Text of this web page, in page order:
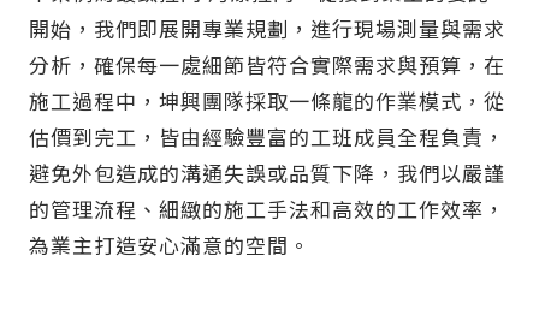
開始，我們即展開專業規劃，進行現場測量與需求
分析，確保每一處細節皆符合實際需求與預算，在
施工過程中，坤興團隊採取一條龍的作業模式，從
估價到完工，皆由經驗豐富的工班成員全程負責，
避免外包造成的溝通失誤或品質下降，我們以嚴謹
的管理流程、細緻的施工手法和高效的工作效率，
為業主打造安心滿意的空間。